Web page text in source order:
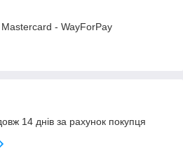
- WayForPay
14 днів за рахунок покупця